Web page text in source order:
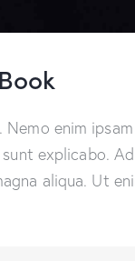
Nemo enim
explicabo.
aliqua. Ut